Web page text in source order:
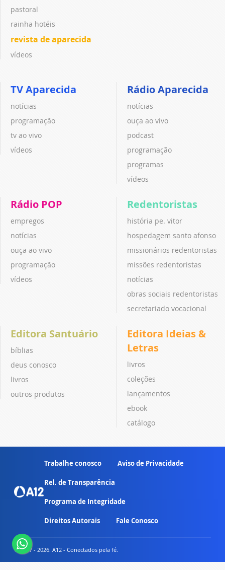
pastoral
rainha hotéis
revista de aparecida
vídeos
TV Aparecida
notícias
programação
tv ao vivo
vídeos
Rádio Aparecida
notícias
ouça ao vivo
podcast
programação
programas
vídeos
Rádio POP
empregos
notícias
ouça ao vivo
programação
vídeos
Redentoristas
história pe. vitor
hospedagem santo afonso
missionários redentoristas
missões redentoristas
notícias
obras sociais redentoristas
secretariado vocacional
Editora Santuário
bíblias
deus conosco
livros
outros produtos
Editora Ideias &
Letras
livros
coleções
lançamentos
ebook
catálogo
Trabalhe conosco Aviso de Privacidade
Rel. de Transparência
Programa de Integridade
Direitos Autorais Fale Conosco
© 2007 - 2026. A12 - Conectados pela fé.